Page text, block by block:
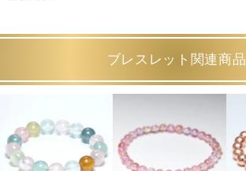
ブレスレット関連商品